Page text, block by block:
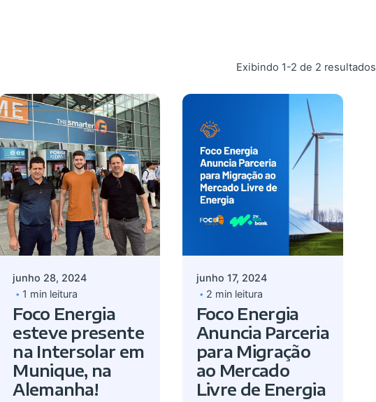
Exibindo 1-2 de 2 resultados
Postado por
admin
junho 28, 2024
1 min leitura
Foco Energia
esteve presente
na Intersolar em
Munique, na
Alemanha!
Postado por
junho 17, 2024
2 min leitura
Foco Energia
Anuncia Parceria
para Migração
ao Mercado
Livre de Energia